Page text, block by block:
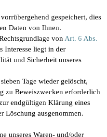
gespeichert, dies
Daten von Ihnen.
von Art. 6 Abs.
Interesse liegt in der
und Sicherheit unseres
Tage wieder gelöscht,
zu Beweiszwecken erforderlich
endgültigen Klärung eines
Löschung ausgenommen.
unseres Waren- und/oder